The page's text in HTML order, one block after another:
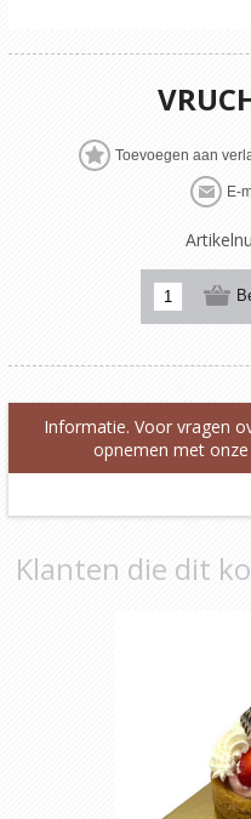
Informatie. Voor vragen
opnemen met onze
Klanten die dit